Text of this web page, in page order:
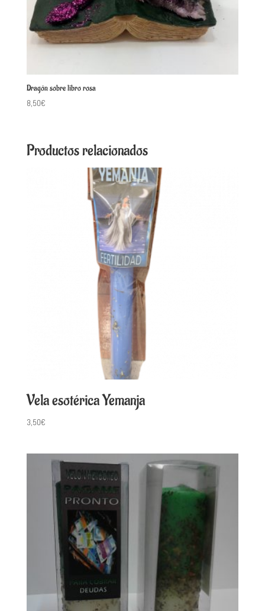
Dragón sobre libro rosa
8,50€
Productos relacionados
Vela esotérica Yemanja
3,50€